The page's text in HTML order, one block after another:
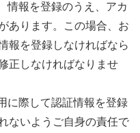
情報を登録のうえ、アカ
あります。この場合、お
報を登録しなければなら
正しなければなりませ
に際して認証情報を登録
ないようご自身の責任で